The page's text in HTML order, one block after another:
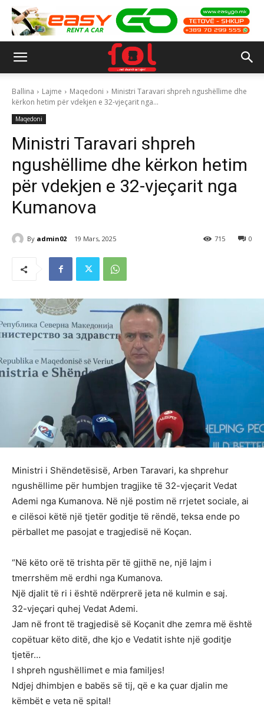
Ballina Lajme Maqedoni
Ministri Taravari shpreh ngushëllime dhe
kërkon hetim për vdekjen e 32-vjeçarit nga...
Maqedoni
Ministri Taravari shpreh
ngushëllime dhe kërkon hetim
për vdekjen e 32-vjeçarit nga
Kumanova
By admin02 19 Mars, 2025 0
715
Ministri i Shëndetësisë, Arben Taravari, ka shprehur
ngushëllime për humbjen tragjike të 32-vjeçarit Vedat
Ademi nga Kumanova. Në një postim në rrjetet sociale, ai
e cilësoi këtë një tjetër goditje të rëndë, teksa ende po
përballet me pasojat e tragjedisë në Koçan.
“Në këto orë të trishta për të gjithë ne, një lajm i
tmerrshëm më erdhi nga Kumanova.
Një djalit të ri i është ndërprerë jeta në kulmin e saj.
32-vjeçari quhej Vedat Ademi.
Jam në front të tragjedisë së Koçanit dhe zemra më është
copëtuar këto ditë, dhe kjo e Vedatit ishte një goditje
tjetër…
I shpreh ngushëllimet e mia familjes!
Ndjej dhimbjen e babës së tij, që e ka çuar djalin me
këmbët e veta në spital!